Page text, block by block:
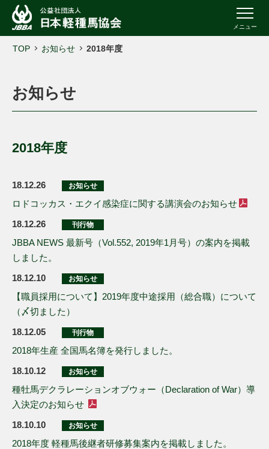
メニュー
TOP お知らせ 2018年度
お知らせ
2018年度
18.12.26 お知らせ
ロドコッカス・エクイ感染症に関する講演会のお知らせ
18.12.26
刊行物
JBBA NEWS 最新号（Vol.552, 2019年1月号）の案内を掲載
しました。
18.12.10
お知らせ
【職員採用について】2019年度中途採用（総合職）について
（〆切ました）
18.12.05
刊行物
2018年生産 全国馬名簿を発行しました。
18.10.12
お知らせ
種牡馬デクラレーションオブウォー（Declaration of War）導
入決定のお知らせ
18.10.10
お知らせ
2018年度 軽種馬後継者研修募集案内を掲載しました。